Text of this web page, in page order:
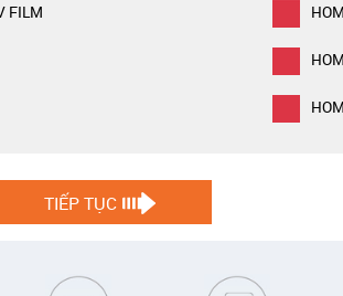
FILM
TIẾP TỤC